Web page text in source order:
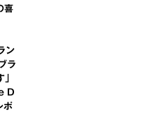
喜
ン
ラ
D
ポ